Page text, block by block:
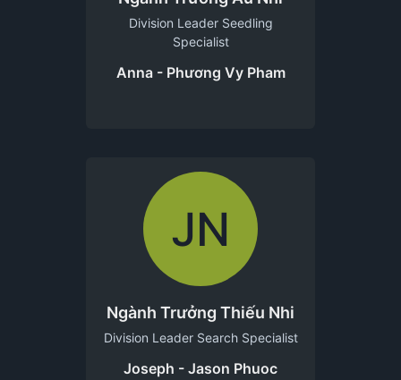
Division Leader Seedling
Specialist
Anna - Phương Vy Pham
JN
Ngành Trưởng Thiếu Nhi
Division Leader Search Specialist
Joseph - Jason Phuoc